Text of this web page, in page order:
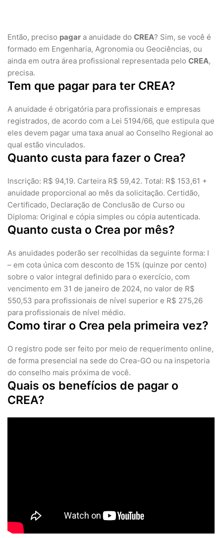
Então, preciso pagar a anuidade do CREA? Sim, se você é
formado em Engenharia, Agronomia ou Geociências, ou
ainda em outra área profissional representada pelo CREA,
precisa.
Tem que pagar para ter CREA?
A anuidade é obrigatória para profissionais e empresas
registrados, de acordo com a Lei 5194/66, que estipula que
eles devem pagar uma taxa anual ao Conselho Regional ao
qual estão vinculados.
Quanto custa para fazer o Crea?
Inscrição: R$ 94,19. Carteira R$ 59,42. Total: R$ 153,61 +
anuidade proporcional ao mês da solicitação. Certidão,
Certificado, Declaração de Conclusão de Curso ou
Diploma: Original e cópia simples ou cópia autenticada.
Quanto custa o Crea por mês?
As anuidades poderão ser recolhidas da seguinte forma: I
– em cota única com desconto de 15% (quinze por cento)
sobre o valor integral definido para o exercício, com
vencimento em 31 de janeiro de 2024, no valor de R$
550,53 para profissionais de nível superior e R$ 275,26
para profissionais de nível médio.
Como tirar o Crea pela primeira vez?
O registro pode ser feito por meio de requerimento online,
de forma presencial na sede do Crea-GO ou na inspetoria
do conselho mais próxima de você.
Quais os benefícios de pagar o
CREA?